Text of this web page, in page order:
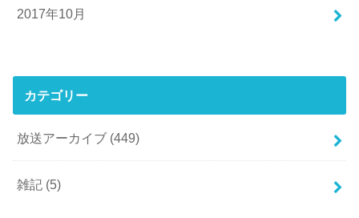
2017年10月
カテゴリー
放送アーカイブ (449)
雑記 (5)